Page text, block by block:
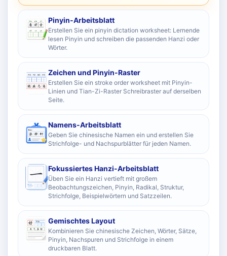
Pinyin-Arbeitsblatt
Erstellen Sie ein pinyin dictation worksheet: Lernende
lesen Pinyin und schreiben die passenden Hanzi oder
Wörter.
Zeichen und Pinyin-Raster
Erstellen Sie ein stroke order worksheet mit Pinyin-
Linien und Tian-Zi-Raster Schreibraster auf derselben
Seite.
Namens-Arbeitsblatt
Geben Sie chinesische Namen ein und erstellen Sie
Strichfolge- und Nachspurblätter für jeden Namen.
Fokussiertes Hanzi-Arbeitsblatt
Üben Sie ein Hanzi vertieft mit großem
Beobachtungszeichen, Pinyin, Radikal, Struktur,
Strichfolge, Beispielwörtern und Satzzeilen.
Gemischtes Layout
Kombinieren Sie chinesische Zeichen, Wörter, Sätze,
Pinyin, Nachspuren und Strichfolge in einem
druckbaren Blatt.